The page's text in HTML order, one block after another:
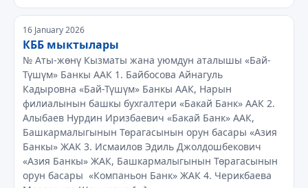
16 January 2026
КББ мыктылары
№ Аты-жөнү Кызматы жана уюмдун аталышы «Бай-
Түшүм» Банкы ААК 1. Байбосова Айнагуль
Кадыровна «Бай-Түшүм» Банкы ААК, Нарын
филиалынын башкы бухгалтери «Бакай Банк» ААК 2.
Алыбаев Нурдин Иризбаевич «Бакай Банк» ААК,
Башкармалыгынын Төрагасынын орун басары «Азия
Банкы» ЖАК 3. Исмаилов Эдиль Джолдошбекович
«Азия Банкы» ЖАК, Башкармалыгынын Төрагасынын
орун басары «Компаньон Банк» ЖАК 4. Черикбаева